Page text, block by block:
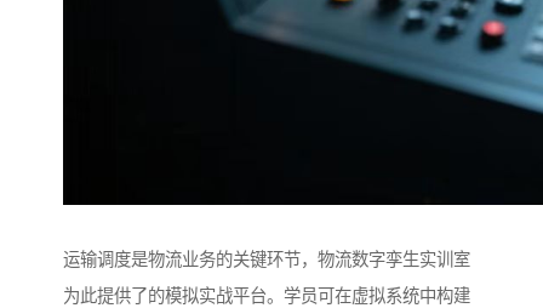
运输调度是物流业务的关键环节，物流数字孪生实训室
为此提供了的模拟实战平台。学员可在虚拟系统中构建